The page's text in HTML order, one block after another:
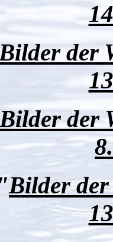
der
der
Bilder der